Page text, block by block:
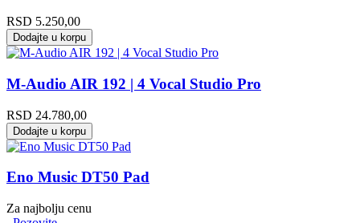
RSD 5.250,00
Dodajte u korpu
M-Audio AIR 192 | 4 Vocal Studio Pro
RSD 24.780,00
Dodajte u korpu
Eno Music DT50 Pad
Za najbolju cenu